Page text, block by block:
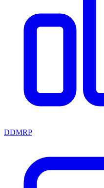
DDMRP